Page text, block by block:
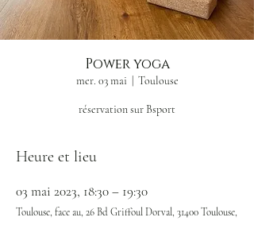
Power yoga
mer. 03 mai Toulouse
réservation sur Bsport
Heure et lieu
03 mai 2023, 18:30 – 19:30
Toulouse, face au, 26 Bd Griffoul Dorval, 31400 Toulouse,